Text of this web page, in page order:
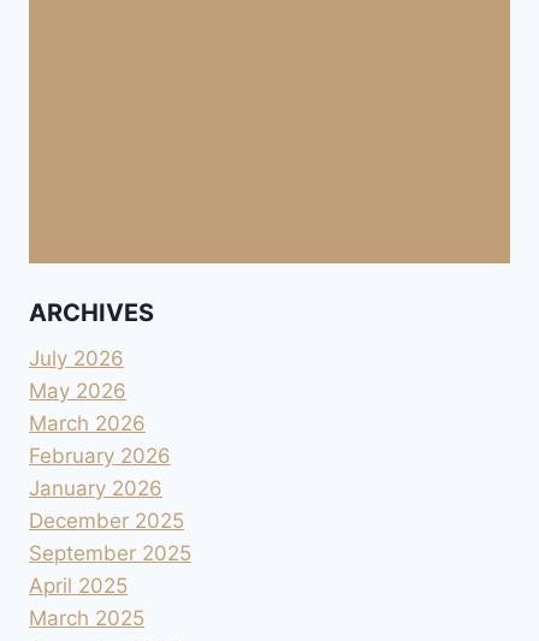
ARCHIVES
July 2026
May 2026
March 2026
February 2026
January 2026
December 2025
September 2025
April 2025
March 2025